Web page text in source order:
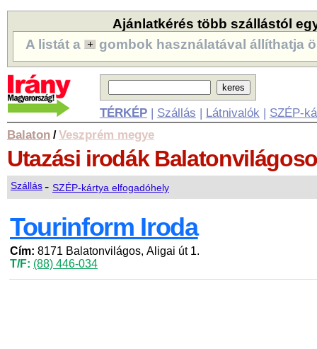
Ajánlatkérés több szállástól
A listát a
gombok használatával állíthatja
TÉRKÉP| Szállás | Látnivalók | SZÉP-
Balaton /Veszprém megye
Utazási irodák
Szállás- SZÉP-kártya elfogadóhely
Tourinform Iroda
Cím: 8171 Balatonvilágos, Aligai út 1.
T/F: (88) 446-034